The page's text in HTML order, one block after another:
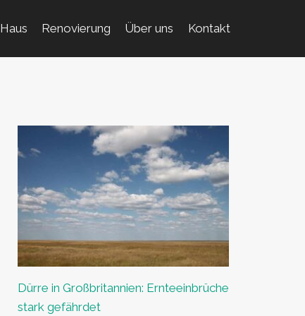
Haus Renovierung Über uns Kontakt
Dürre in Großbritannien: Ernteeinbrüche
stark gefährdet